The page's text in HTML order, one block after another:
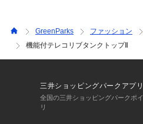
GreenParks ファッション
機能付テレコリブタンクトップⅡ
三井ショッピングパークアプリ
全国の三井ショッピングパークポ
リ